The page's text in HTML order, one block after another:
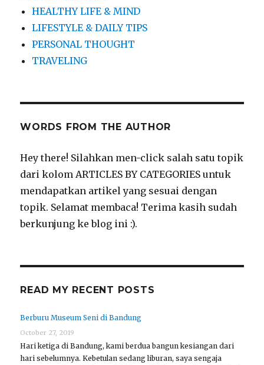
HEALTHY LIFE & MIND
LIFESTYLE & DAILY TIPS
PERSONAL THOUGHT
TRAVELING
WORDS FROM THE AUTHOR
Hey there! Silahkan men-click salah satu topik
dari kolom ARTICLES BY CATEGORIES untuk
mendapatkan artikel yang sesuai dengan
topik. Selamat membaca! Terima kasih sudah
berkunjung ke blog ini :).
READ MY RECENT POSTS
Berburu Museum Seni di Bandung
October 27, 2019
Hari ketiga di Bandung, kami berdua bangun kesiangan dari
hari sebelumnya. Kebetulan sedang liburan, saya sengaja